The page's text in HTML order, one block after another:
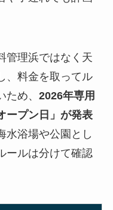
管理浜ではなく天
、料金を取ってル
め、 2026年専用
ープン日」が発表
水浴場や公園とし
ールは分けて確認